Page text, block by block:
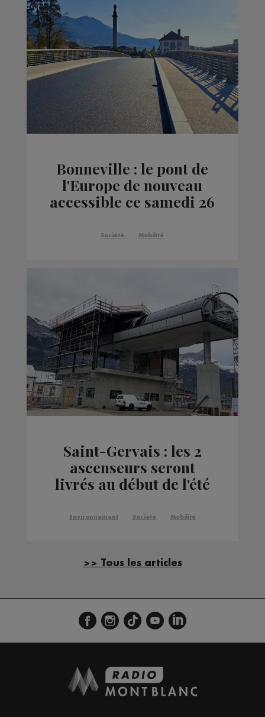
Bonneville : le pont de
l'Europe de nouveau
accessible ce samedi 26
Société Mobilité
Saint-Gervais : les 2
ascenseurs seront
livrés au début de l'été
Environnement Société Mobilité
>> Tous les articles